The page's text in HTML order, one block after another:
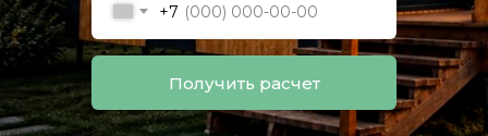
+7
Получить расчет